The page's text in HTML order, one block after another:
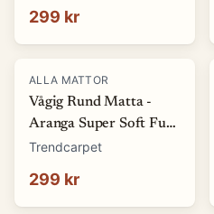
299 kr
ALLA MATTOR
Vågig Rund Matta -
Aranga Super Soft Fur
(brun) (Storlek: Ø 80
Trendcarpet
299 kr